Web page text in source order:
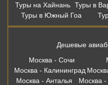
Туры на Хайнань Туры в
Туры в Южный Гоа
Дешевые
Москва - Сочи
Москва - Калининград
Москва - Анталья
Москва